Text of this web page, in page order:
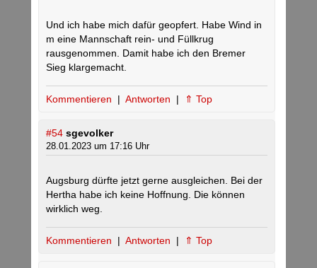
Und ich habe mich dafür geopfert. Habe Wind in
m eine Mannschaft rein- und Füllkrug
rausgenommen. Damit habe ich den Bremer
Sieg klargemacht.
Kommentieren | Antworten | ⇑ Top
#54 sgevolker
28.01.2023 um 17:16 Uhr
Augsburg dürfte jetzt gerne ausgleichen. Bei der
Hertha habe ich keine Hoffnung. Die können
wirklich weg.
Kommentieren | Antworten | ⇑ Top